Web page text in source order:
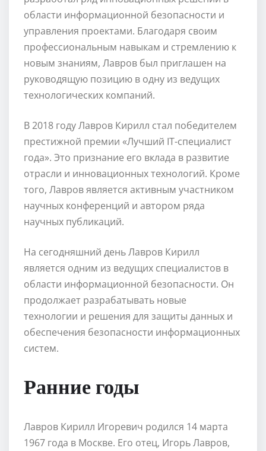
области информационной безопасности и
управления проектами. Благодаря своим
профессиональным навыкам и стремлению к
новым знаниям, Лавров был приглашен на
руководящую позицию в одну из ведущих
технологических компаний.
В 2018 году Лавров Кирилл стал победителем
престижной премии «Лучший IT-специалист
года». Это признание его вклада в развитие
отрасли и инновационных технологий. Кроме
того, Лавров является активным участником
научных конференций и автором ряда
научных публикаций.
На сегодняшний день Лавров Кирилл
является одним из ведущих специалистов в
области информационной безопасности. Он
продолжает разрабатывать новые
технологии и решения для защиты данных и
обеспечения безопасности информационных
систем.
Ранние годы
Лавров Кирилл Игоревич родился 14 марта
1967 года в Москве. Его отец, Игорь Лавров,